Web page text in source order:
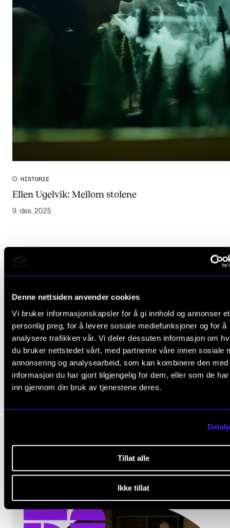
Denne nettsiden anvender cookies
Vi bruker informasjonskapsler for å gi innhold og annonser et
personlig preg, for å levere sosiale mediefunksjoner og for å
analysere trafikken vår. Vi deler dessuten informasjon om
du bruker nettstedet vårt, med partnerne våre innen sosiale
annonsering og analysearbeid, som kan kombinere den med
informasjon du har gjort tilgjengelig for dem, eller som de
inn gjennom din bruk av tjenestene deres.
Tillat alle
Ikke tillat
HISTORIE
Ellen Ugelvik: Mellom stolene
9. des. 2025
NMH-student tildelt prestisjetung pris i Salzburg
6. aug. 2025